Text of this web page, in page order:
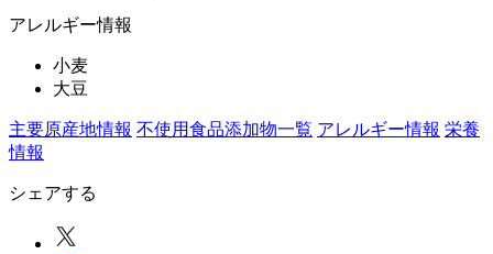
アレルギー情報
小麦
大豆
主要原産地情報 不使用食品添加物一覧 アレルギー情報 栄養
情報
シェアする